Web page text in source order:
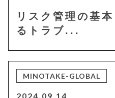
リスク管理の基
るトラブ...
MINOTAKE-GLOBAL
2024.09.14